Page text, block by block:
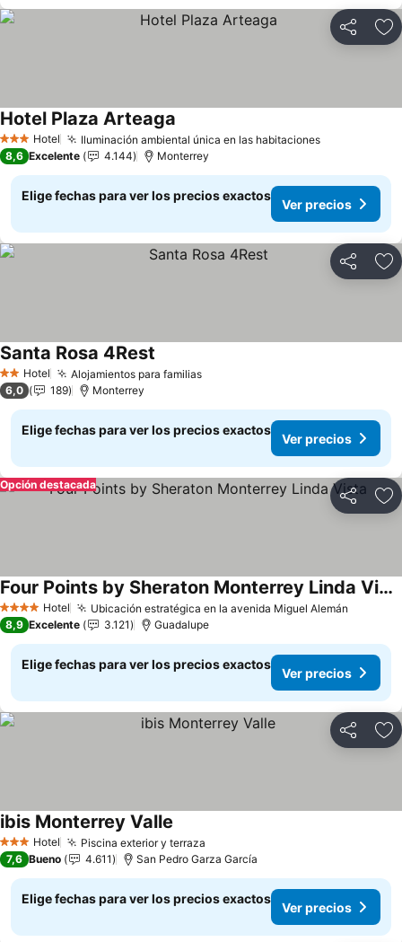
Compartir
3 Estrellas
Hotel Iluminación ambiental única en las habitacionesVer precios
Hotel Plaza Arteaga
8,6 Excelente 4.144 Monterrey
Elige fechas para ver los precios exactos
Ver precios
Compartir
2 Estrellas
Hotel Alojamientos para familiasVer precios
Santa Rosa 4Rest
6,0 189 Monterrey
Elige fechas para ver los precios exactos
Ver precios
Compartir
Opción destacada
4 EstrellasHotel Ubicación estratégica en la avenida Miguel Alemán
Four Points by Sheraton Monterrey Linda Vista
Ver precios
8,9 Excelente 3.121 Guadalupe
Elige fechas para ver los precios exactos
Ver precios
Compartir
3 Estrellas
Hotel Piscina exterior y terraza
ibis Monterrey Valle
7,6 Bueno 4.611 San Pedro Garza García
Elige fechas para ver los precios exactos
Ver precios